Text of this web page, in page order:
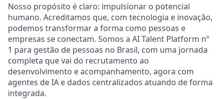
Nosso propósito é claro: impulsionar o potencial
humano. Acreditamos que, com tecnologia e inovação,
podemos transformar a forma como pessoas e
empresas se conectam. Somos a AI Talent Platform nº
1 para gestão de pessoas no Brasil, com uma jornada
completa que vai do recrutamento ao
desenvolvimento e acompanhamento, agora com
agentes de IA e dados centralizados atuando de forma
integrada.